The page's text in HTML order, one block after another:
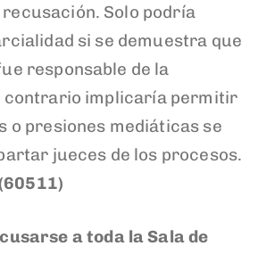
Solo podría
si se demuestra que
responsable de la
contrario implicaría permitir
o presiones mediáticas se
jueces de los procesos.
a toda la Sala de